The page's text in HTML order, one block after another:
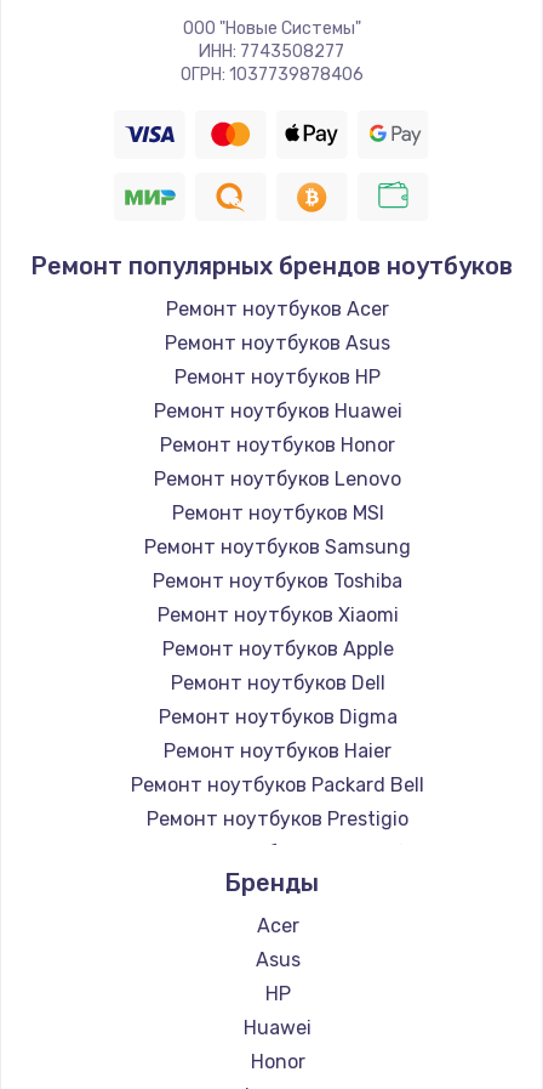
ООО "Новые Системы"
ИНН: 7743508277
ОГРН: 1037739878406
Ремонт популярных брендов ноутбуков
Ремонт ноутбуков Acer
Ремонт ноутбуков Asus
Ремонт ноутбуков HP
Ремонт ноутбуков Huawei
Ремонт ноутбуков Honor
Ремонт ноутбуков Lenovo
Ремонт ноутбуков MSI
Ремонт ноутбуков Samsung
Ремонт ноутбуков Toshiba
Ремонт ноутбуков Xiaomi
Ремонт ноутбуков Apple
Ремонт ноутбуков Dell
Ремонт ноутбуков Digma
Ремонт ноутбуков Haier
Ремонт ноутбуков Packard Bell
Ремонт ноутбуков Prestigio
Ремонт ноутбуков Microsoft
Ремонт ноутбуков Alienware
Ремонт ноутбуков Aquarius
Ремонт ноутбуков Gigabyte
Ремонт ноутбуков Aorus
Ремонт ноутбуков Maibenben
Ремонт ноутбуков Getac
Бренды
Acer
Asus
HP
Huawei
Honor